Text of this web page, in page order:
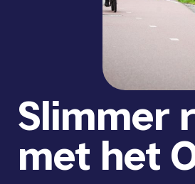
Slimmer
met het